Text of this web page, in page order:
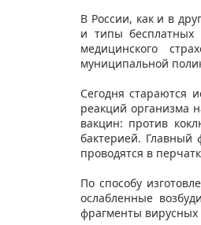
В России, как и в
и типы бесплатных
медицинского
муниципальной
Сегодня стараются
реакций организма
вакцин: против
бактерией. Главный
проводятся в
По способу
ослабленные
фрагменты вирусных